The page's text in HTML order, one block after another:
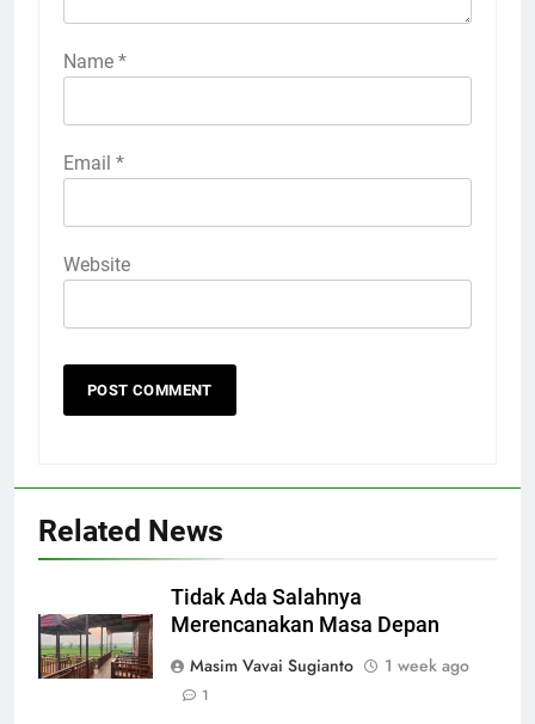
Name *
Email *
Website
Related News
Tidak Ada Salahnya
Merencanakan Masa Depan
Masim Vavai Sugianto
1 week ago
1